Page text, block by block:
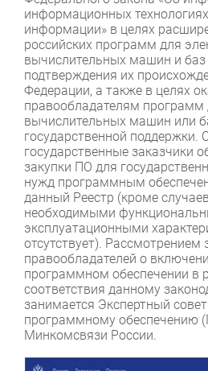
информационных
информации» в целях
российских программ для
вычислительных машин и баз
подтверждения их
Федерации, а также в целях
правообладателям программ
вычислительных машин или
государственной поддержки.
государственные заказчики
закупки ПО для
нужд программным
данный Реестр (кроме
необходимыми
эксплуатационными
отсутствует). Рассмотрением
правообладателей о
программном обеспечении в
соответствия данному
занимается Экспертный
программному обеспечению
Минкомсвязи России.